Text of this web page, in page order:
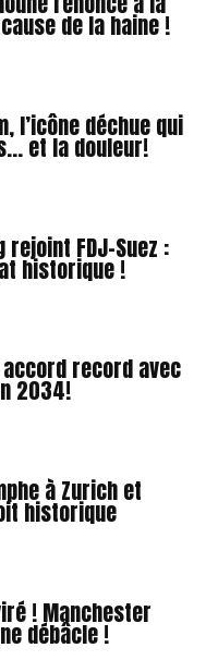
de la haine !
l’icône déchue qui
et la douleur!
rejoint FDJ-Suez :
historique !
record avec
2034!
à Zurich et
historique
! Manchester
débâcle !